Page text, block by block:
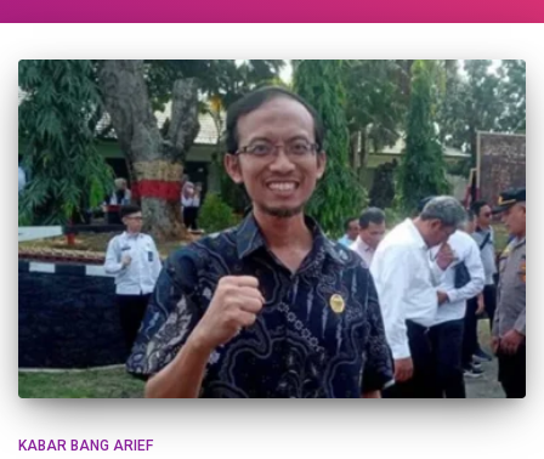
KABAR BANG ARIEF